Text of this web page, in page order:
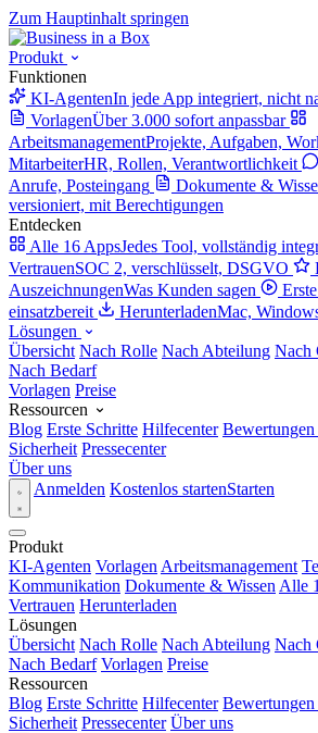
Zum Hauptinhalt springen
Produkt
Funktionen
KI-AgentenIn jede App integriert, nicht
VorlagenÜber 3.000 sofort anpassbar
ArbeitsmanagementProjekte, Aufgaben,
MitarbeiterHR, Rollen, Verantwortlichkeit
Anrufe, Posteingang
Dokumente &
versioniert, mit Berechtigungen
Entdecken
Alle 16 AppsJedes Tool, vollständig
VertrauenSOC 2, verschlüsselt, DSGVO
AuszeichnungenWas Kunden sagen
einsatzbereit
HerunterladenMac,
Lösungen
Übersicht Nach Rolle Nach Abteilung Nach
Nach Bedarf
Vorlagen Preise
Ressourcen
Blog Erste Schritte Hilfecenter
Sicherheit Pressecenter
Über uns
Anmelden Kostenlos startenStarten
Produkt
KI-Agenten Vorlagen Arbeitsmanagement
Kommunikation Dokumente & Wissen Alle
Vertrauen Herunterladen
Lösungen
Übersicht Nach Rolle Nach Abteilung Nach
Nach Bedarf Vorlagen Preise
Ressourcen
Blog Erste Schritte Hilfecenter
Sicherheit Pressecenter Über uns